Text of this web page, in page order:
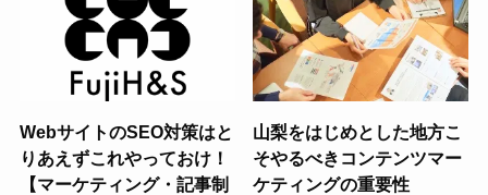
WebサイトのSEO対策はと
りあえずこれやっておけ！
【マーケティング・記事制
山梨をはじめとした地方こ
そやるべきコンテンツマー
ケティングの重要性